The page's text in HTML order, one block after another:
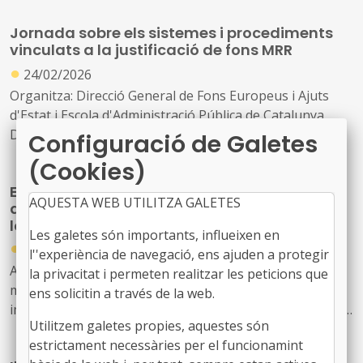
Jornada sobre els sistemes i procediments
vinculats a la justificació de fons MRR
● 24/02/2026
Organitza: Direcció General de Fons Europeus i Ajuts
d'Estat i Escola d'Administració Pública de Catalunya.
Data: 17 de març
El Reglament europeu de la Infraestructura
de Gigabit i la seva incidència en l’àmbit
local
●
29/04/2026
Aquest Reglament, de directa aplicació als estats
membres, té per objecte facilitar i incentivar la
implantació de xarxes de molt alta capacitat (per ex. 5G i
fibra òptica), fomentant l’ús compartit de les
infraestructures físiques existents i afavorint un
Configuració de Galetes
(Cookies)
AQUESTA WEB UTILITZA GALETES
Les galetes són importants, influeixen en
l''experiència de navegació, ens ajuden a protegir
la privacitat i permeten realitzar les peticions que
ens solicitin a través de la web.
Utilitzem galetes propies, aquestes són
estrictament necessàries per el funcionamint